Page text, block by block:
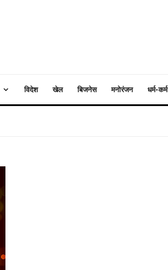
विदेश खेल बिजनेस मनोरंजन धर्म-कर्म